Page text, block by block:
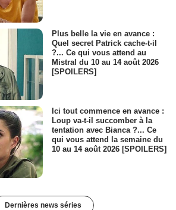
Plus belle la vie en avance :
Quel secret Patrick cache-t-il
?... Ce qui vous attend au
Mistral du 10 au 14 août 2026
[SPOILERS]
Ici tout commence en avance :
Loup va-t-il succomber à la
tentation avec Bianca ?... Ce
qui vous attend la semaine du
10 au 14 août 2026 [SPOILERS]
Dernières news séries